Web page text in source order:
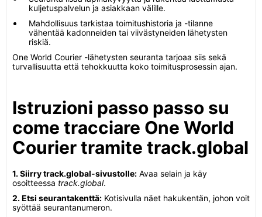
kuljetuspalvelun ja asiakkaan välille.
Mahdollisuus tarkistaa toimitushistoria ja -tilanne
vähentää kadonneiden tai viivästyneiden lähetysten
riskiä.
One World Courier -lähetysten seuranta tarjoaa siis sekä
turvallisuutta että tehokkuutta koko toimitusprosessin ajan.
Istruzioni passo passo su
come tracciare One World
Courier tramite track.global
1. Siirry track.global-sivustolle: Avaa selain ja käy
osoitteessa track.global.
2. Etsi seurantakenttä: Kotisivulla näet hakukentän, johon voit
syöttää seurantanumeron.